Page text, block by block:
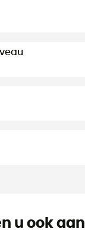
u ook aan